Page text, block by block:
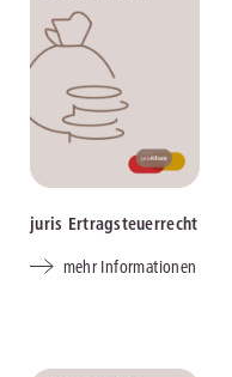
juris Ertragsteuerrecht
mehr Informationen